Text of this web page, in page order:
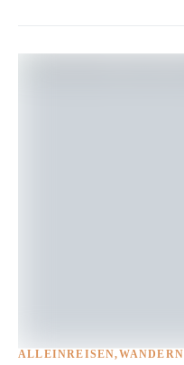
ALLEINREISEN WANDERN